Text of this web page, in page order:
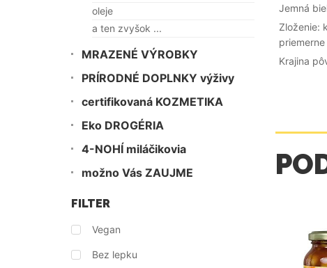
oleje
a ten zvyšok ...
MRAZENÉ VÝROBKY
PRÍRODNÉ DOPLNKY výživy
certifikovaná KOZMETIKA
Eko DROGÉRIA
4-NOHÍ miláčikovia
možno Vás ZAUJME
FILTER
Vegan
Bez lepku
Jemná
Zloženie:
Krajina